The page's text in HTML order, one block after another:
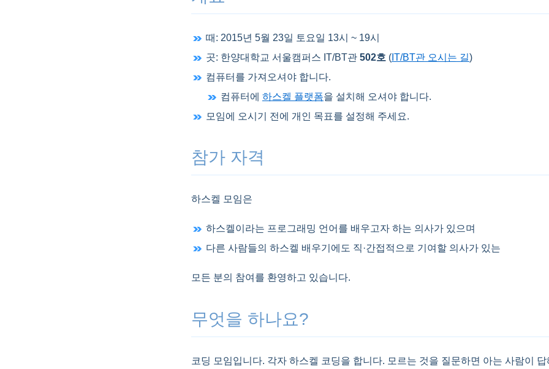
때: 2015년 5월 23일 토요일 13시 ~ 19시
곳: 한양대학교 서울캠퍼스 IT/BT관 502호 ( IT/BT관 오시는 길)
컴퓨터를 가져오셔야 합니다.
컴퓨터에 하스켈 플랫폼을 설치해 오셔야 합니다.
모임에 오시기 전에 개인 목표를 설정해 주세요.
참가 자격
하스켈 모임은
하스켈이라는 프로그래밍 언어를 배우고자 하는 의사가 있으며
다른 사람들의 하스켈 배우기에도 직·간접적으로 기여할 의사가 있는
모든 분의 참여를 환영하고 있습니다.
무엇을 하나요?
코딩 모임입니다. 각자 하스켈 코딩을 합니다. 모르는 것을 질문하면 아는 사람이